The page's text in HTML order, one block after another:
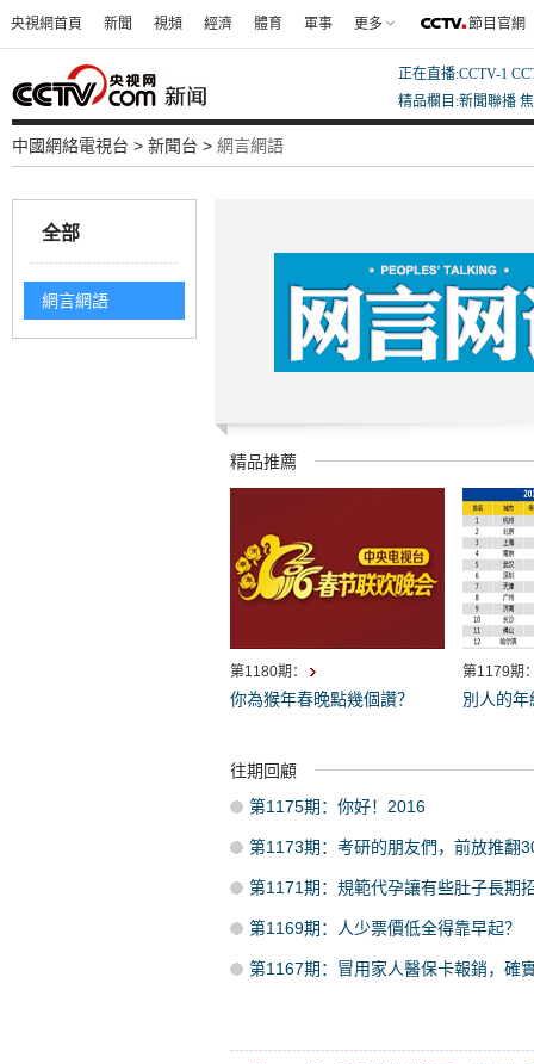
央視網首頁 新聞 視頻 經濟 體育 軍事 更多 節目官網
正在直播:CCTV-1
精品欄目:新聞聯播
中國網絡電視台 > 新聞台 > 網言網語
全部
網言網語
精品推薦
第1180期：
你為猴年春晚點幾個讚？
第1179期
別人的
往期回顧
第1175期：你好！2016
第1173期：考研的朋友們，前放推翻
第1171期：規範代孕讓有些肚子長期
第1169期：人少票價低全得靠早起？
第1167期：冒用家人醫保卡報銷，確